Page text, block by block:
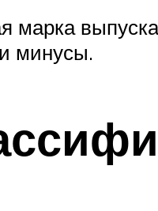
марка
минусы.